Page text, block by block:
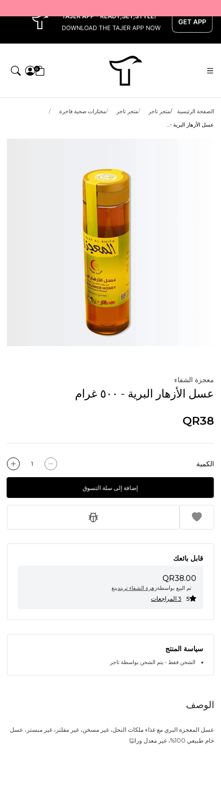
0
الصفحة الرئيسية متجر تاجر متجر تاجر
مختارات صحية فاخرة
عسل الأزهار البرية -...
معجزة الشفاء
عسل الأزهار البرية - ٥٠٠ غرام
QR38
الكمية
إضافة إلى سلة التسوق
قابل بائعك
QR38.00
تم البيع بواسطةزهرة الشفاء تريندينغ
5 3 المراجعات
سياسة المنتج
الشحن فقط - يتم الشحن بواسطة تاجر
الوصف
عسل المعجزة البري مع غذاء ملكات النحل، غير مسخن، غير مفلتر، غير مبستر، عسل
خام طبيعي 100%، غير معدل وراثيًا